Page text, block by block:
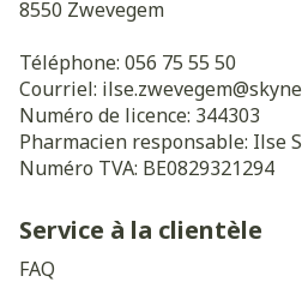
8550 Zwevegem
Téléphone: 056 75 55 50
Courriel: ilse.zwevegem@
Numéro de licence: 344303
Pharmacien responsable: Ilse
Numéro TVA: BE0829321294
Service à la clientèle
FAQ